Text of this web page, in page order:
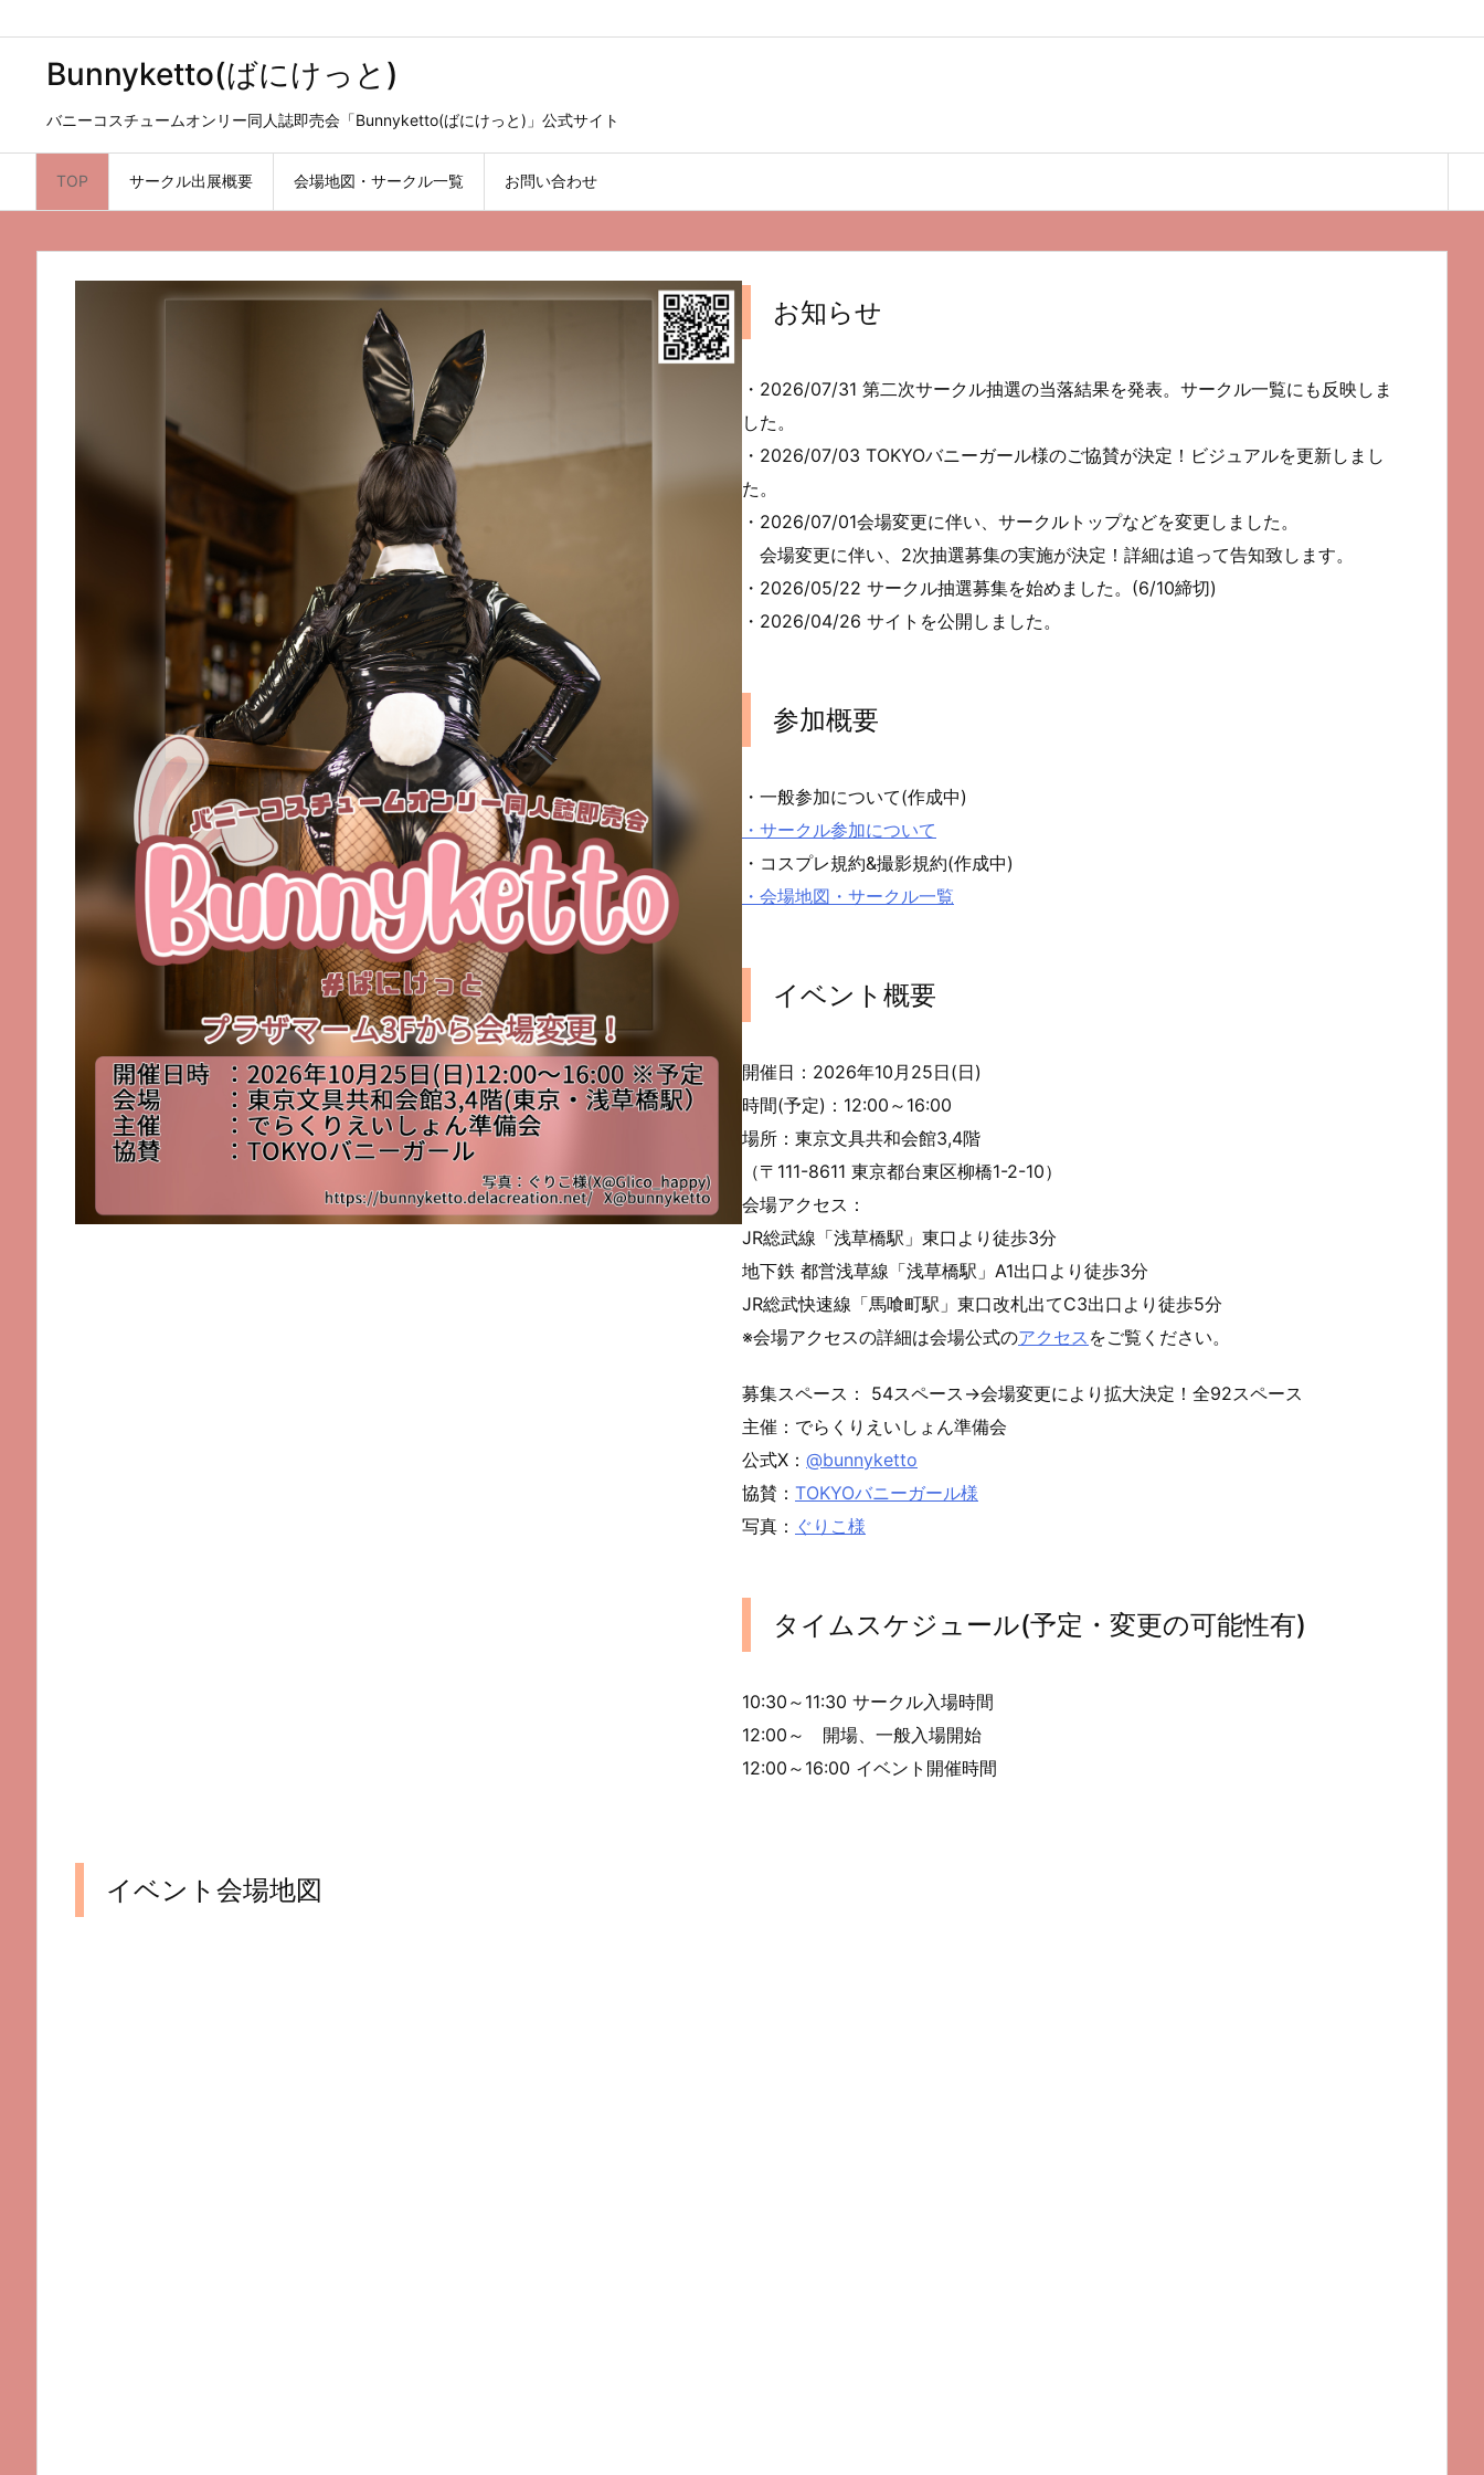
Bunnyketto(ばにけっと)
バニーコスチュームオンリー同人誌即売会「Bunnyketto(ばにけっと)」公式サイト
TOP サークル出展概要 会場地図・サークル一覧 お問い合わせ
お知らせ
・2026/07/31 第二次サークル抽選の当落結果を発表。サークル一覧にも反映しま
した。
・2026/07/03 TOKYOバニーガール様のご協賛が決定！ビジュアルを更新しまし
た。
・2026/07/01会場変更に伴い、サークルトップなどを変更しました。
会場変更に伴い、2次抽選募集の実施が決定！詳細は追って告知致します。
・2026/05/22 サークル抽選募集を始めました。(6/10締切)
・2026/04/26 サイトを公開しました。
参加概要
・一般参加について(作成中)
・サークル参加について
・コスプレ規約&撮影規約(作成中)
・会場地図・サークル一覧
イベント概要
開催日：2026年10月25日(日)
時間(予定)：12:00～16:00
場所：東京文具共和会館3,4階
（〒111-8611 東京都台東区柳橋1-2-10）
会場アクセス：
JR総武線「浅草橋駅」東口より徒歩3分
地下鉄 都営浅草線「浅草橋駅」A1出口より徒歩3分
JR総武快速線「馬喰町駅」東口改札出てC3出口より徒歩5分
※会場アクセスの詳細は会場公式のアクセス をご覧ください。
募集スペース： 54スペース→会場変更により拡大決定！全92スペース
主催：でらくりえいしょん準備会
公式X： @bunnyketto
協賛： TOKYOバニーガール様
写真： ぐりこ様
タイムスケジュール(予定・変更の可能性有)
10:30～11:30 サークル入場時間
12:00～ 開場、一般入場開始
12:00～16:00 イベント開催時間
イベント会場地図